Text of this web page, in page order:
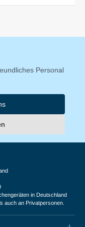
Personal
in Deutschland
auch an Privatpersonen.